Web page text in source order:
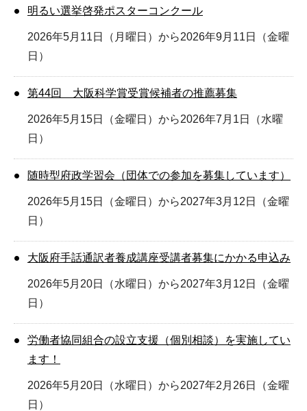
明るい選挙啓発ポスターコンクール
2026年5月11日（月曜日）から2026年9月11日（金曜
日）
第44回 大阪科学賞受賞候補者の推薦募集
2026年5月15日（金曜日）から2026年7月1日（水曜
日）
随時型府政学習会（団体での参加を募集しています）
2026年5月15日（金曜日）から2027年3月12日（金曜
日）
大阪府手話通訳者養成講座受講者募集にかかる申込み
2026年5月20日（水曜日）から2027年3月12日（金曜
日）
労働者協同組合の設立支援（個別相談）を実施してい
ます！
2026年5月20日（水曜日）から2027年2月26日（金曜
日）